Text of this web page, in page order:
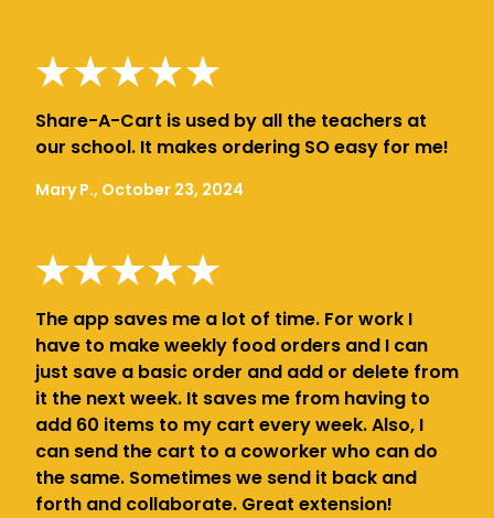
Share-A-Cart is used by all the teachers at
our school. It makes ordering SO easy for me!
Mary P., October 23, 2024
The app saves me a lot of time. For work I
have to make weekly food orders and I can
just save a basic order and add or delete from
it the next week. It saves me from having to
add 60 items to my cart every week. Also, I
can send the cart to a coworker who can do
the same. Sometimes we send it back and
forth and collaborate. Great extension!